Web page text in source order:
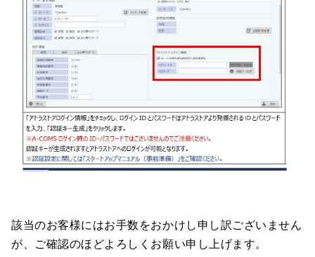
該当のお客様にはお手数をおかけし申し訳ございません
が、ご確認のほどよろしくお願い申し上げます。